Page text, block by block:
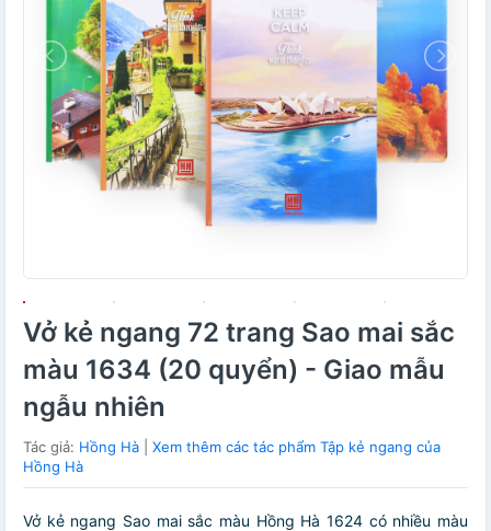
Vở kẻ ngang 72 trang Sao mai sắc
màu 1634 (20 quyển) - Giao mẫu
ngẫu nhiên
Tác giả: Hồng Hà
Xem thêm các tác phẩm Tập kẻ ngang của
Hồng Hà
Vở kẻ ngang Sao mai sắc màu Hồng Hà 1624 có nhiều màu